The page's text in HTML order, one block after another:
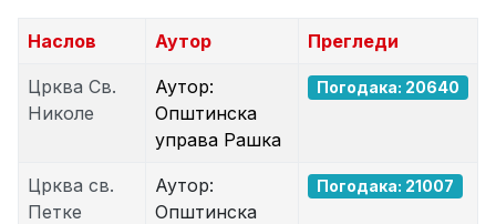
Наслов Аутор Прегледи
Црква Св.
Николе
Аутор:
Општинска
управа Рашка
Погодака: 20640
Црква св.
Петке
Аутор:
Општинска
Погодака: 21007